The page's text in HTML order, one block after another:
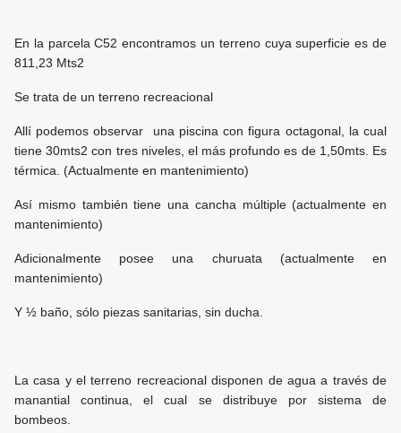
En la parcela C52 encontramos un terreno cuya superficie es de
811,23 Mts2
Se trata de un terreno recreacional
Allí podemos observar una piscina con figura octagonal, la cual
tiene 30mts2 con tres niveles, el más profundo es de 1,50mts. Es
térmica. (Actualmente en mantenimiento)
Así mismo también tiene una cancha múltiple (actualmente en
mantenimiento)
Adicionalmente posee una churuata (actualmente en
mantenimiento)
Y ½ baño, sólo piezas sanitarias, sin ducha.
La casa y el terreno recreacional disponen de agua a través de
manantial continua, el cual se distribuye por sistema de
bombeos.